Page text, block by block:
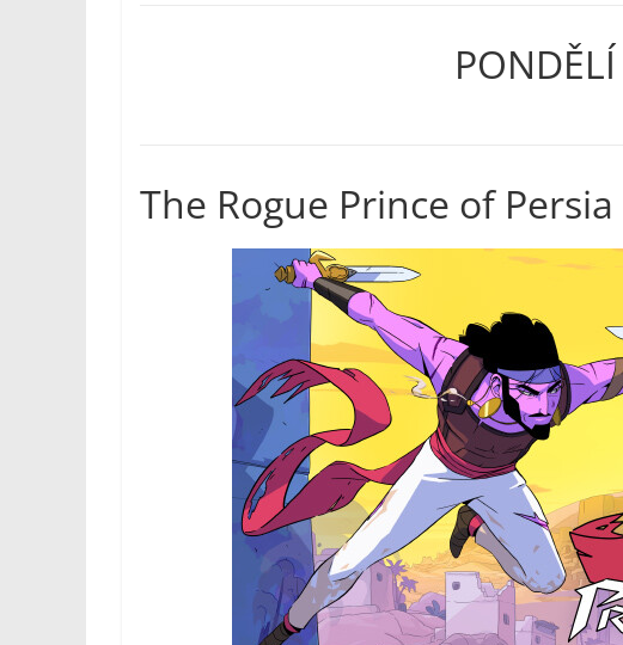
The Rogue Prince of Persia